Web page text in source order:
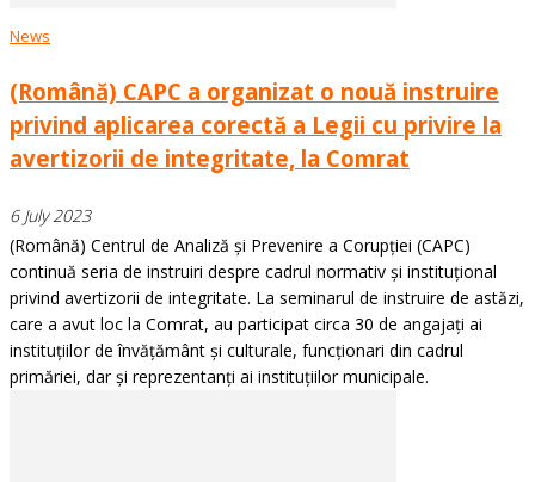
News
(Română) CAPC a organizat o nouă instruire
privind aplicarea corectă a Legii cu privire la
avertizorii de integritate, la Comrat
6 July 2023
(Română) Centrul de Analiză și Prevenire a Corupției (CAPC)
continuă seria de instruiri despre cadrul normativ și instituțional
privind avertizorii de integritate. La seminarul de instruire de astăzi,
care a avut loc la Comrat, au participat circa 30 de angajați ai
instituțiilor de învățământ și culturale, funcționari din cadrul
primăriei, dar și reprezentanți ai instituțiilor municipale.